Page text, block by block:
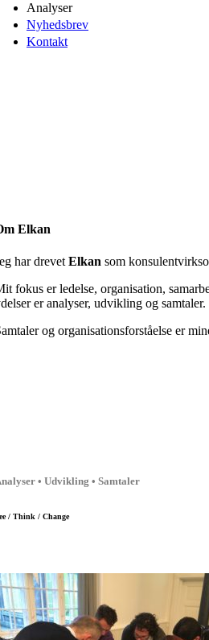
Analyser
Nyhedsbrev
Kontakt
Elkan
har drevet Elkan som
fokus er ledelse, organisation,
er analyser, udvikling og samtaler.
og organisationsforståelse er
• Udvikling • Samtaler
/ Think / Change